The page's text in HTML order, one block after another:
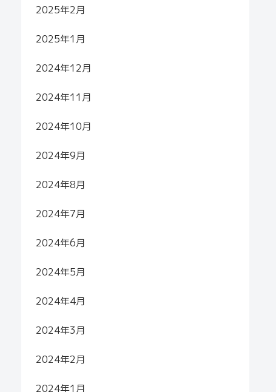
2025年2月
2025年1月
2024年12月
2024年11月
2024年10月
2024年9月
2024年8月
2024年7月
2024年6月
2024年5月
2024年4月
2024年3月
2024年2月
2024年1月